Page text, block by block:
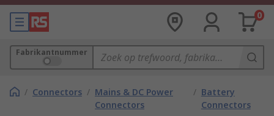
0
Fabrikantnummer
/ Connectors / Mains & DC Power
Connectors
/ Battery
Connectors